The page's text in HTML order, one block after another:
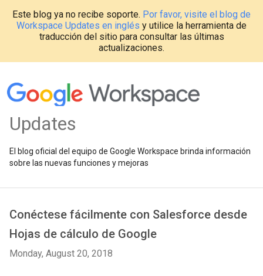
Este blog ya no recibe soporte. Por favor, visite el blog de
Workspace Updates en inglés y utilice la herramienta de
traducción del sitio para consultar las últimas
actualizaciones.
Updates
El blog oficial del equipo de Google Workspace brinda información
sobre las nuevas funciones y mejoras
Conéctese fácilmente con Salesforce desde
Hojas de cálculo de Google
Monday, August 20, 2018